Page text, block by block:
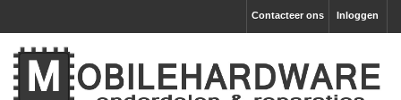
Inloggen
Contacteer ons